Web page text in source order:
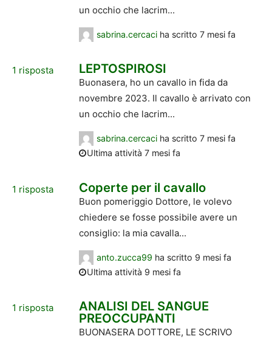
un occhio che lacrim...
sabrina.cercaciha scritto 7 mesi fa
1 risposta LEPTOSPIROSI
Buonasera, ho un cavallo in fida da
novembre 2023. Il cavallo è arrivato con
un occhio che lacrim...
sabrina.cercaciha scritto 7 mesi fa
Ultima attività 7 mesi fa
1 risposta Coperte per il cavallo
Buon pomeriggio Dottore, le volevo
chiedere se fosse possibile avere un
consiglio: la mia cavalla...
anto.zucca99 ha scritto 9 mesi fa
Ultima attività 9 mesi fa
1 risposta
ANALISI DEL SANGUE
PREOCCUPANTI
BUONASERA DOTTORE, LE SCRIVO